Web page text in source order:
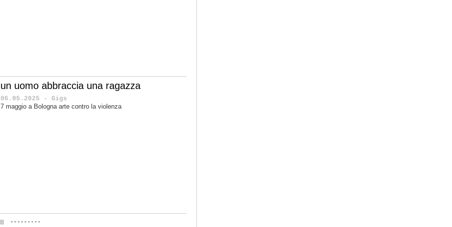
un uomo abbraccia una ragazza
06.05.2025 - Gigs
7 maggio a Bologna arte contro la violenza
- - - - - - - - -